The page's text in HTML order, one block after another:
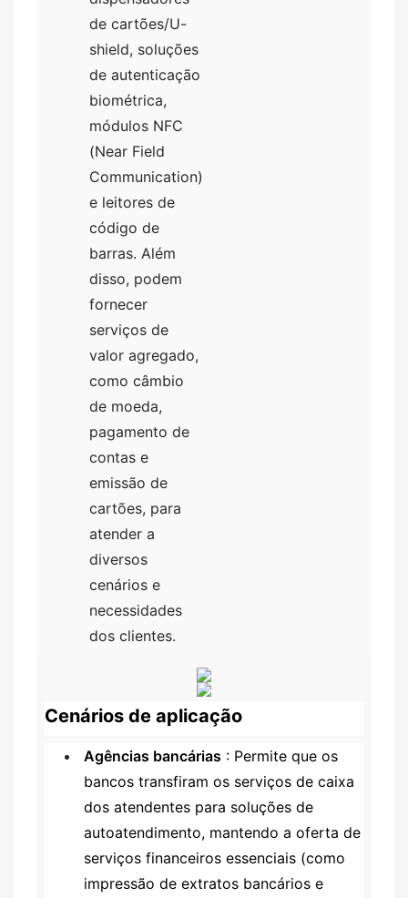
de cartões/U-
shield, soluções
de autenticação
biométrica,
módulos NFC
(Near Field
Communication)
e leitores de
código de
barras. Além
disso, podem
fornecer
serviços de
valor agregado,
como câmbio
de moeda,
pagamento de
contas e
emissão de
cartões, para
atender a
diversos
cenários e
necessidades
dos clientes.
Cenários de aplicação
Agências bancárias : Permite que os
bancos transfiram os serviços de caixa
dos atendentes para soluções de
autoatendimento, mantendo a oferta de
serviços financeiros essenciais (como
impressão de extratos bancários e